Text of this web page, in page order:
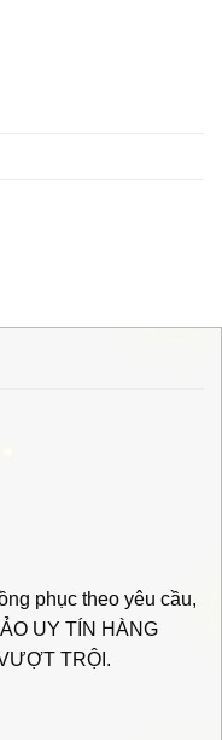
phục theo yêu cầu,
UY TÍN HÀNG
TRỘI.